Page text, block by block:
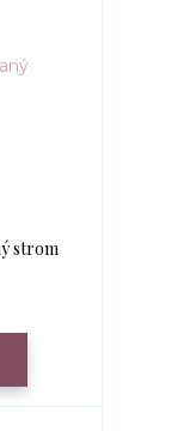
strom